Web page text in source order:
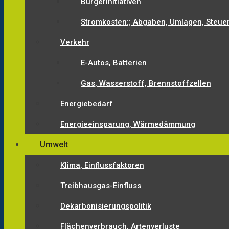
Stromkosten:; Abgaben, Umlagen,
Verkehr
E-Autos, Batterien
Gas, Wasserstoff, Brennstoffzellen
Energiebedarf
Energieeinsparung, Wärmedämmung
Umwelt
Klima, Einflussfaktoren
Treibhausgas-Einfluss
Dekarbonisierungspolitik
Flächenverbrauch, Artenverluste